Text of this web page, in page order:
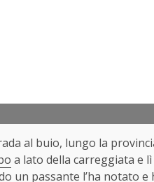
al buio, lungo la
a lato della carreggiata e
un passante l’ha notato e